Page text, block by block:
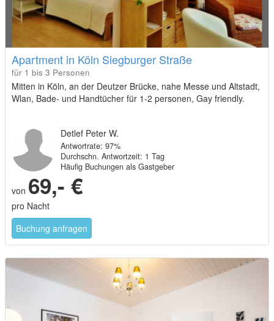
Apartment in Köln Siegburger Straße
für 1 bis 3 Personen
Mitten in Köln, an der Deutzer Brücke, nahe Messe und Altstadt,
Wlan, Bade- und Handtücher für 1-2 personen, Gay friendly.
Detlef Peter W.
Antwortrate: 97%
Durchschn. Antwortzeit: 1 Tag
Häufig Buchungen als Gastgeber
von 69,- €
pro Nacht
Buchung anfragen